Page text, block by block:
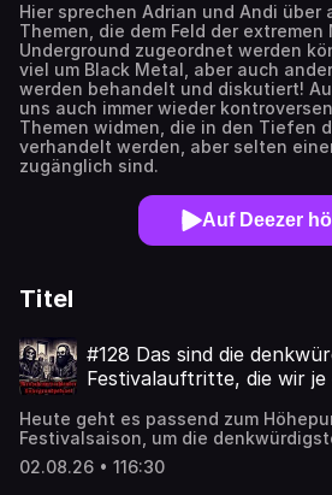
Hier sprechen Adrian und Andi über
Themen, die dem Feld der extremen
Underground zugeordnet werden
viel um Black Metal, aber auch
werden behandelt und diskutiert!
uns auch immer wieder
Themen widmen, die in den Tiefen
verhandelt werden, aber selten
zugänglich sind.
Auf Deezer
Titel
#128 Das sind die
Festivalauftritte, die wir
Heute geht es passend zum
Festivalsaison, um die
die wir in knapp zwei Jahrzehnten
zwangsläufig die besten oder
02.08.26 • 116:30